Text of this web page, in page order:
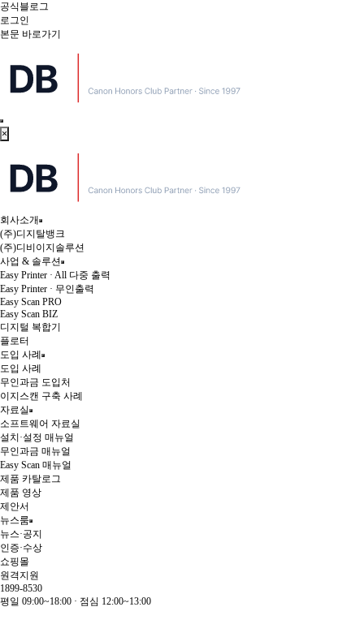
공식블로그
로그인
본문 바로가기
×
회사소개
(주)디지탈뱅크
(주)디비이지솔루션
사업 & 솔루션
Easy Printer · All 다중 출력
Easy Printer · 무인출력
Easy Scan PRO
Easy Scan BIZ
디지털 복합기
플로터
도입 사례
도입 사례
무인과금 도입처
이지스캔 구축 사례
자료실
소프트웨어 자료실
설치·설정 매뉴얼
무인과금 매뉴얼
Easy Scan 매뉴얼
제품 카탈로그
제품 영상
제안서
뉴스룸
뉴스·공지
인증·수상
쇼핑몰
원격지원
1899-8530
평일 09:00~18:00 · 점심 12:00~13:00